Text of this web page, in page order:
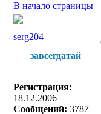
В начало страницы
serg204
завсегдатай
Регистрация:
18.12.2006
Сообщений: 3787